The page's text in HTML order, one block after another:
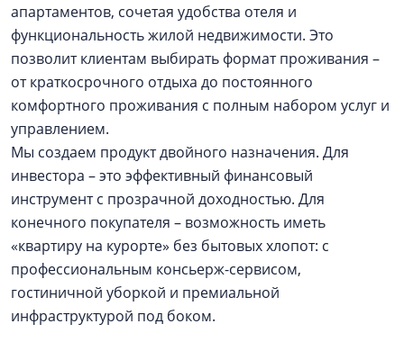
апартаментов, сочетая удобства отеля и
функциональность жилой недвижимости. Это
позволит клиентам выбирать формат проживания –
от краткосрочного отдыха до постоянного
комфортного проживания с полным набором услуг и
управлением.
Мы создаем продукт двойного назначения. Для
инвестора – это эффективный финансовый
инструмент с прозрачной доходностью. Для
конечного покупателя – возможность иметь
«квартиру на курорте» без бытовых хлопот: с
профессиональным консьерж-сервисом,
гостиничной уборкой и премиальной
инфраструктурой под боком.